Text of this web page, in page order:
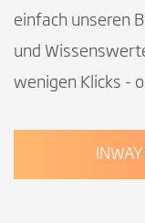
einfach unseren
und
wenigen Klicks -